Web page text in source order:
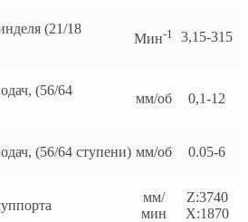
(21/18
Мин-1 3,15-315
(56/64
мм/об 0,1-12
(56/64 ступени) мм/об 0.05-6
мм/
мин
Z:3740
X:1870